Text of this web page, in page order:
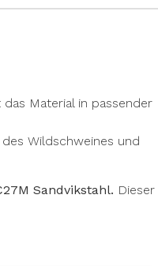
Material in passender
Wildschweines und
Sandvikstahl. Dieser